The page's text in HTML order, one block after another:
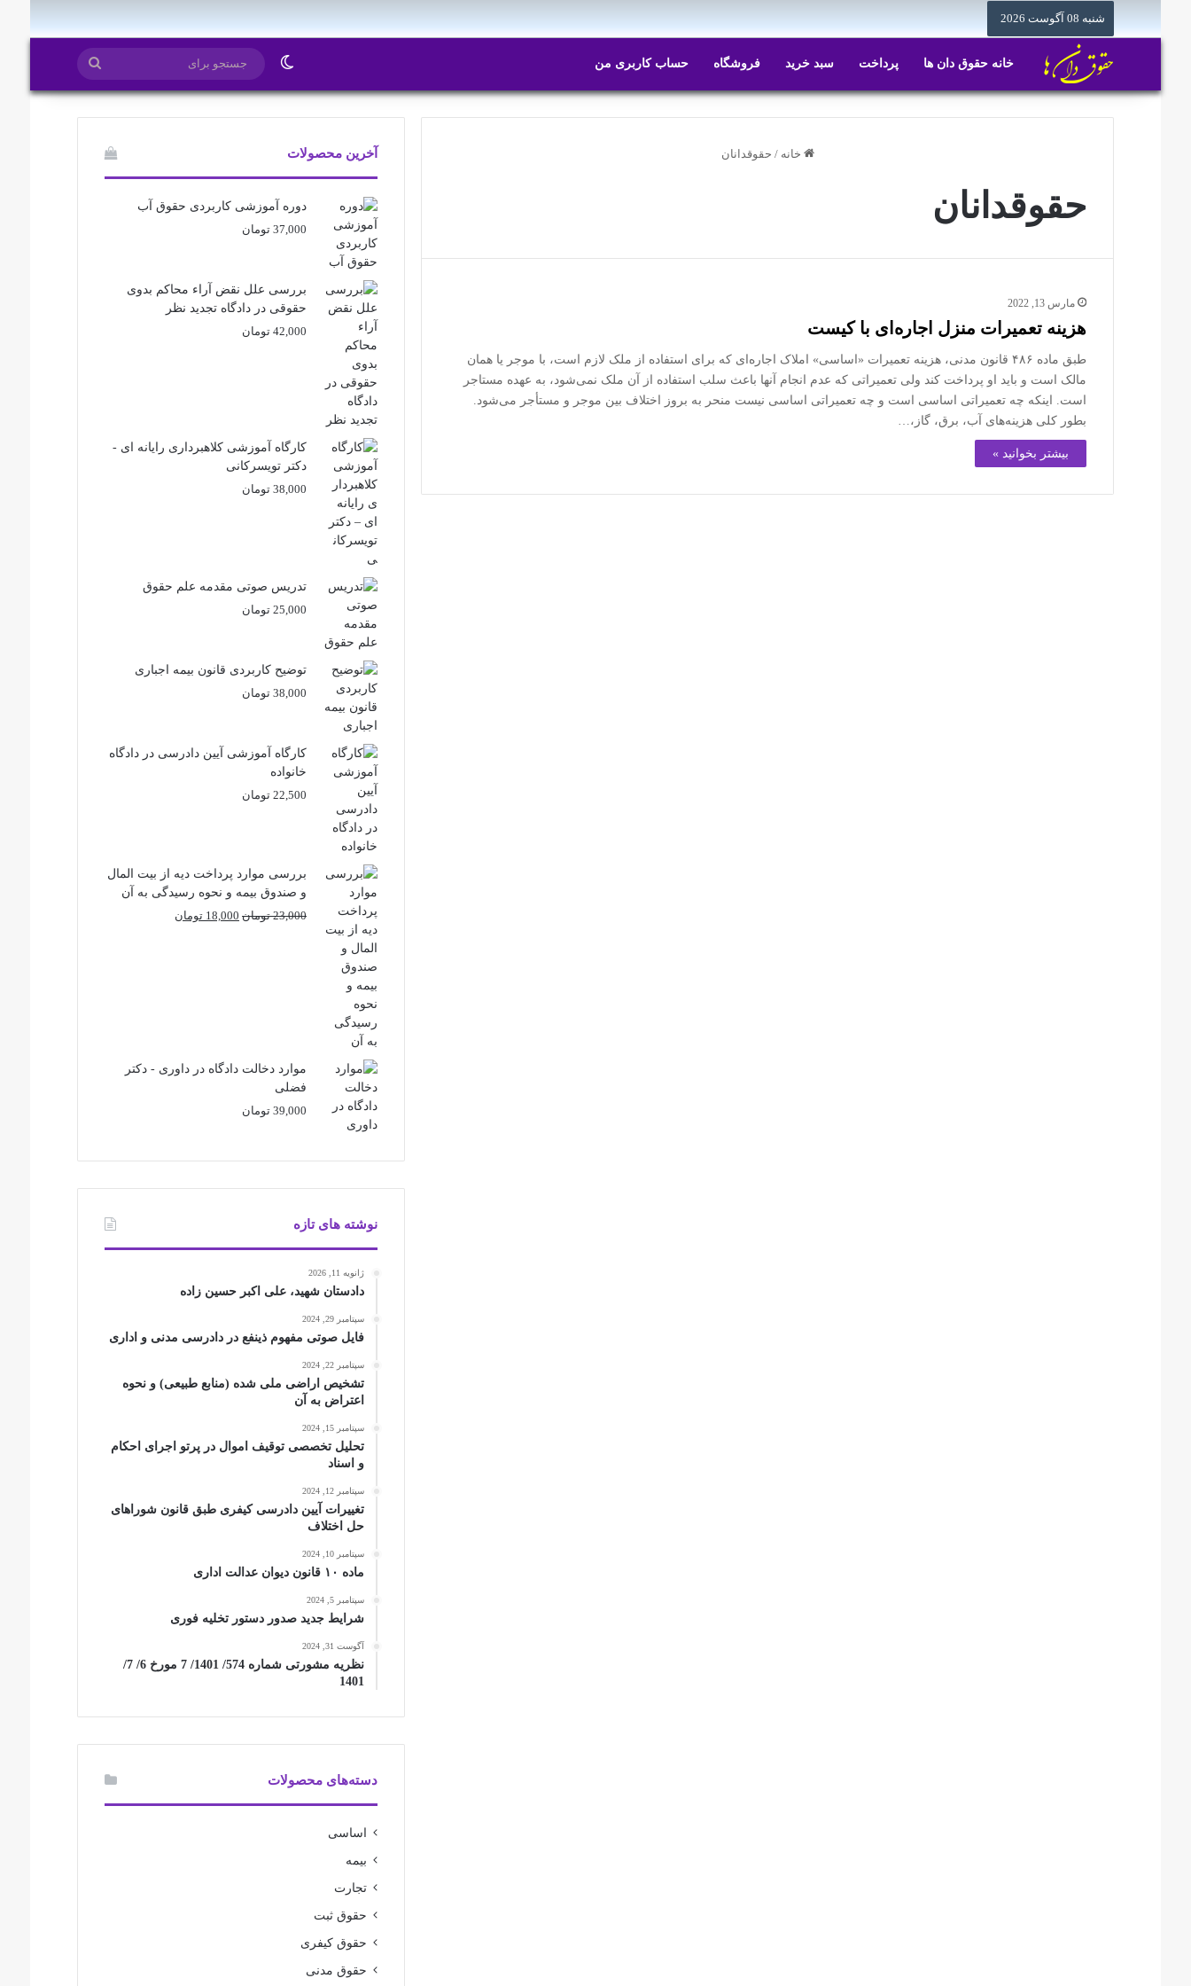
شنبه 08 آگوست 2026
خانه حقوق دان ها پرداخت سبد خرید فروشگاه حساب کاربری من تغییر پوسته جستجو
برای
خانه / حقوقدانان
حقوقدانان
مارس 13, 2022
هزینه تعمیرات منزل اجاره‌ای با کیست
طبق ماده ۴۸۶ قانون مدنی، هزینه تعمیرات «اساسی» املاک اجاره‌ای که برای استفاده از ملک لازم است، با موجر یا همان
مالک است و باید او پرداخت کند ولی تعمیراتی که عدم انجام آنها باعث سلب استفاده از آن ملک نمی‌شود، به عهده مستاجر
است. اینکه چه تعمیراتی اساسی است و چه تعمیراتی اساسی نیست منحر به بروز اختلاف بین موجر و مستأجر می‌شود.
بطور کلی هزینه‌های آب، برق، گاز،…
بیشتر بخوانید »
آخرین محصولات
دوره آموزشی کاربردی حقوق آب
37,000 تومان
بررسی علل نقض آراء محاکم بدوی
حقوقی در دادگاه تجدید نظر
42,000 تومان
کارگاه آموزشی کلاهبرداری رایانه ای -
دکتر تویسرکانی
38,000 تومان
تدریس صوتی مقدمه علم حقوق
25,000 تومان
توضیح کاربردی قانون بیمه اجباری
38,000 تومان
کارگاه آموزشی آیین دادرسی در دادگاه
خانواده
22,500 تومان
بررسی موارد پرداخت دیه از بیت المال
و صندوق بیمه و نحوه رسیدگی به آن
23,000 تومان قیمت
18,000 تومان
موارد دخالت دادگاه در داوری - دکتر
فضلی
39,000 تومان
نوشته های تازه
ژانویه 11, 2026
دادستان شهید، علی اکبر حسین زاده
سپتامبر 29, 2024
فایل صوتی مفهوم ذینفع در دادرسی مدنی و اداری
سپتامبر 22, 2024
تشخیص اراضی ملی شده (منابع طبیعی) و نحوه
اعتراض به آن
سپتامبر 15, 2024
تحلیل تخصصی توقیف اموال در پرتو اجرای احکام
و اسناد
سپتامبر 12, 2024
تغییرات آیین دادرسی کیفری طبق قانون شوراهای
حل اختلاف
سپتامبر 10, 2024
ماده ۱۰ قانون دیوان عدالت اداری
سپتامبر 5, 2024
شرایط جدید صدور دستور تخلیه فوری
آگوست 31, 2024
نظریه مشورتی شماره 574/ 1401/ 7 مورخ 6/ 7/
1401
دسته‌های محصولات
اساسی
بیمه
تجارت
حقوق ثبت
حقوق کیفری
حقوق مدنی